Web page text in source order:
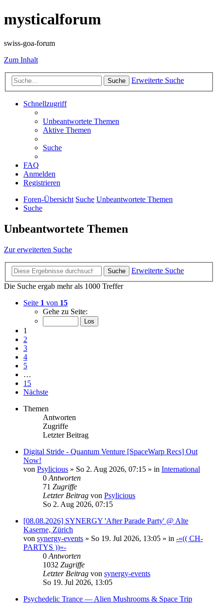
mysticalforum
swiss-goa-forum
Zum Inhalt
Suche Erweiterte Suche
Schnellzugriff
Unbeantwortete Themen
Aktive Themen
Suche
FAQ
Anmelden
Registrieren
Foren-Übersicht Suche Unbeantwortete Themen
Suche
Unbeantwortete Themen
Zur erweiterten Suche
Suche
Erweiterte Suche
Die Suche ergab mehr als 1000 Treffer
Seite 1 von 15
Gehe zu Seite:
1
2
3
4
5
…
15
Nächste
Themen
Antworten
Zugriffe
Letzter Beitrag
Digital Stride - Quantum Venture [SpaceWarp Recs] Out
Now!
von Psylicious » So 2. Aug 2026, 07:15 » in International
0 Antworten
71 Zugriffe
Letzter Beitrag von Psylicious
So 2. Aug 2026, 07:15
[08.08.2026] SYNERGY 'After Parade Party' @ Alte
Kaserne, Zürich
von synergy-events » So 19. Jul 2026, 13:05 » in -«(( CH-
PARTYS ))»-
0 Antworten
1032 Zugriffe
Letzter Beitrag von synergy-events
So 19. Jul 2026, 13:05
Psychedelic Trance — Alien Mushrooms & Space Trip